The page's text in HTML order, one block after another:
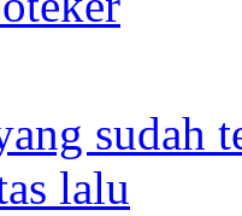
sudah
lalu